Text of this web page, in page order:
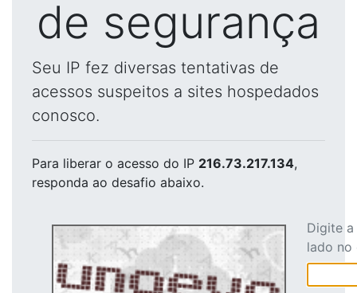
de segurança
Seu IP fez diversas tentativas de
acessos suspeitos a sites hospedados
conosco.
Para liberar o acesso do IP 216.73.217.134,
responda ao desafio abaixo.
Digite
lado no